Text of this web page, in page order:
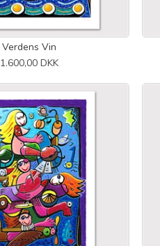
Verdens Vin
1.600,00 DKK